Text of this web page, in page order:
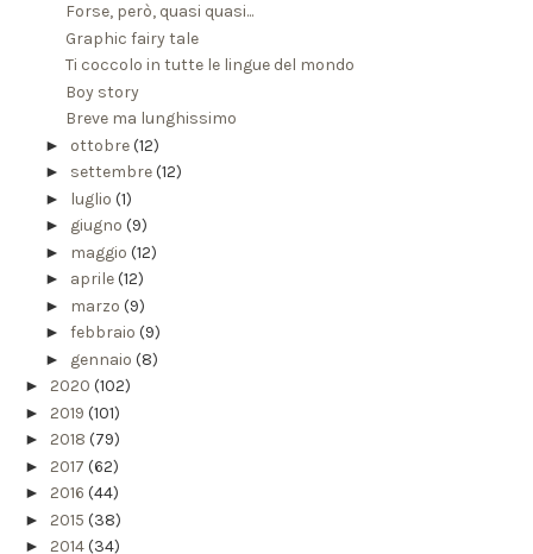
Forse, però, quasi quasi...
Graphic fairy tale
Ti coccolo in tutte le lingue del mondo
Boy story
Breve ma lunghissimo
► ottobre(12)
► settembre(12)
► luglio (1)
► giugno (9)
► maggio (12)
► aprile(12)
► marzo (9)
► febbraio (9)
► gennaio (8)
► 2020 (102)
► 2019 (101)
► 2018 (79)
► 2017 (62)
► 2016 (44)
► 2015 (38)
► 2014(34)